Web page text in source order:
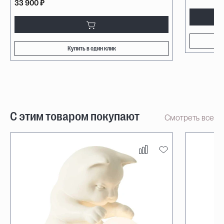
33 900 ₽
Купить в один клик
С этим товаром покупают Смотреть все